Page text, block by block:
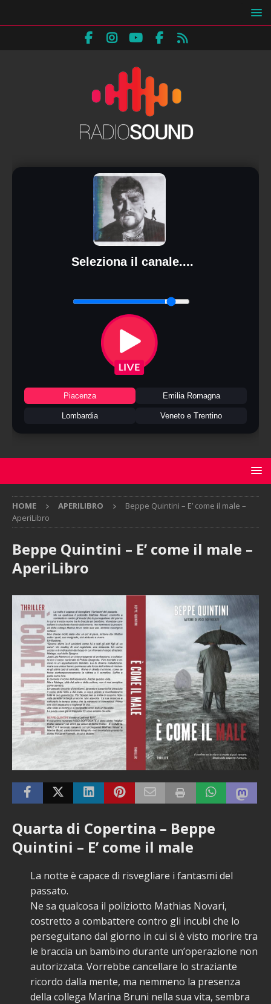
Seleziona il canale....
Piacenza Emilia Romagna
Lombardia Veneto e Trentino
HOME APERILIBRO
Beppe Quintini – E’ come il male –
AperiLibro
Beppe Quintini – E’ come il male –
AperiLibro
Quarta di Copertina – Beppe
Quintini – E’ come il male
La notte è capace di risvegliare i fantasmi del
passato.
Ne sa qualcosa il poliziotto Mathias Novari,
costretto a combattere contro gli incubi che lo
perseguitano dal giorno in cui si è visto morire tra
le braccia un bambino durante un’operazione non
autorizzata. Vorrebbe cancellare lo straziante
ricordo dalla mente, ma nemmeno la presenza
della collega Marina Bruni nella sua vita, sembra